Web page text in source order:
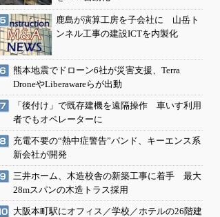
鹿島が演算工房を子会社に 山岳ト
ンネル工事の建設ICTを内製化
熊本地震でドローン6社が災害支援、Terra
DroneやLiberawareらが出動
「後付け」で既存建機を遠隔操作 車いす利用
者でもオペレーターに
充電不要の“熱中症警告”バンド、キーエンス系
新会社が開発
三井ホーム、木造校舎の新築工事に着手 最大
28mスパンの木造トラス採用
大阪本町駅にオフィス／学校／ホテルの26階建